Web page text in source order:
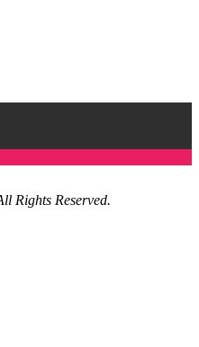
Rights Reserved.